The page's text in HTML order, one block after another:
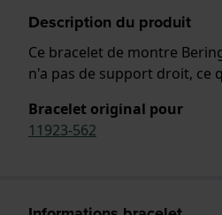
Description du produit
Ce bracelet de montre
n'a pas de support droit, ce
Bracelet original pour
11923-562